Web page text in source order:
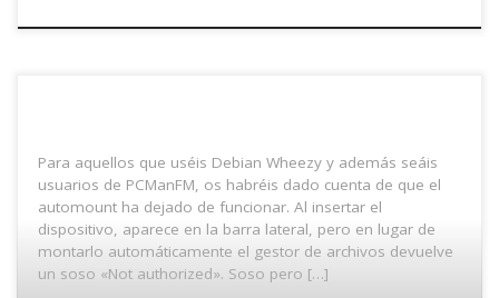
Para aquellos que uséis Debian Wheezy y además seáis
usuarios de PCManFM, os habréis dado cuenta de que el
automount ha dejado de funcionar. Al insertar el
dispositivo, aparece en la barra lateral, pero en lugar de
montarlo automáticamente el gestor de archivos devuelve
un soso «Not authorized». Soso pero […]